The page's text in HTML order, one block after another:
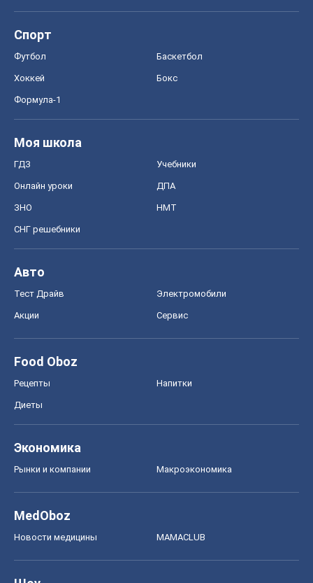
Спорт
Футбол Баскетбол
Хоккей Бокс
Формула-1
Моя школа
ГДЗ Учебники
Онлайн уроки ДПА
ЗНО НМТ
СНГ решебники
Авто
Тест Драйв Электромобили
Акции Сервис
Food Oboz
Рецепты Напитки
Диеты
Экономика
Рынки и компании Mакроэкономика
MedOboz
Новости медицины MAMACLUB